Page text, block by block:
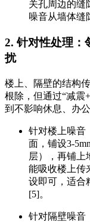
关孔周边的缝
噪音从墙体缝
2. 针对性处理：
扰
楼上、隔壁的结构
根除，但通过“减震
到不影响休息、办
针对楼上噪音
面，铺设3-
层），再铺上
能吸收楼上传
设即可，适合
[5]。
针对隔壁噪音